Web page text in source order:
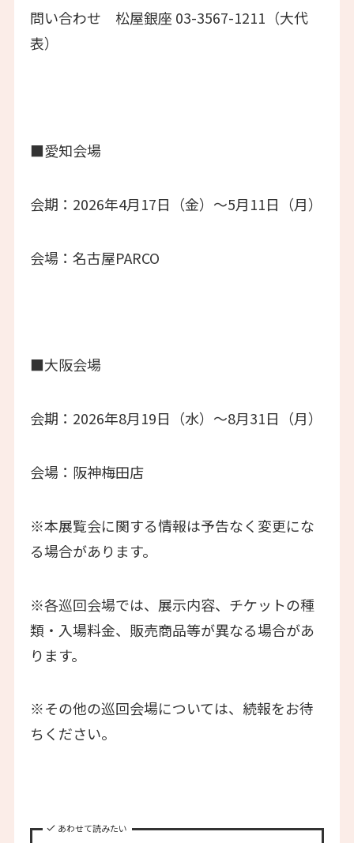
問い合わせ 松屋銀座 03-3567-1211（大代
表）
■愛知会場
会期：2026年4月17日（金）～5月11日（月）
会場：名古屋PARCO
■大阪会場
会期：2026年8月19日（水）～8月31日（月）
会場：阪神梅田店
※本展覧会に関する情報は予告なく変更にな
る場合があります。
※各巡回会場では、展示内容、チケットの種
類・入場料金、販売商品等が異なる場合があ
ります。
※その他の巡回会場については、続報をお待
ちください。
あわせて読みたい